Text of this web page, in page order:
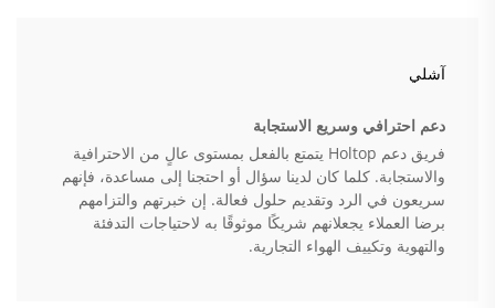
آشلي
دعم احترافي وسريع الاستجابة
فريق دعم Holtop يتمتع بالفعل بمستوى عالٍ من الاحترافية
والاستجابة. كلما كان لدينا سؤال أو احتجنا إلى مساعدة، فإنهم
سريعون في الرد وتقديم حلول فعالة. إن خبرتهم والتزامهم
برضا العملاء يجعلانهم شريكًا موثوقًا به لاحتياجات التدفئة
والتهوية وتكييف الهواء التجارية.